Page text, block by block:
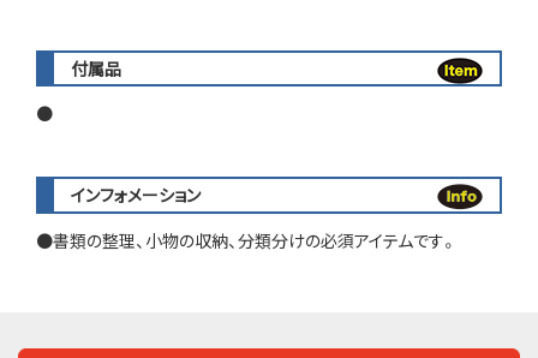
付属品
インフォメーション
書類の整理、小物の収納、分類分けの必須アイテムです。